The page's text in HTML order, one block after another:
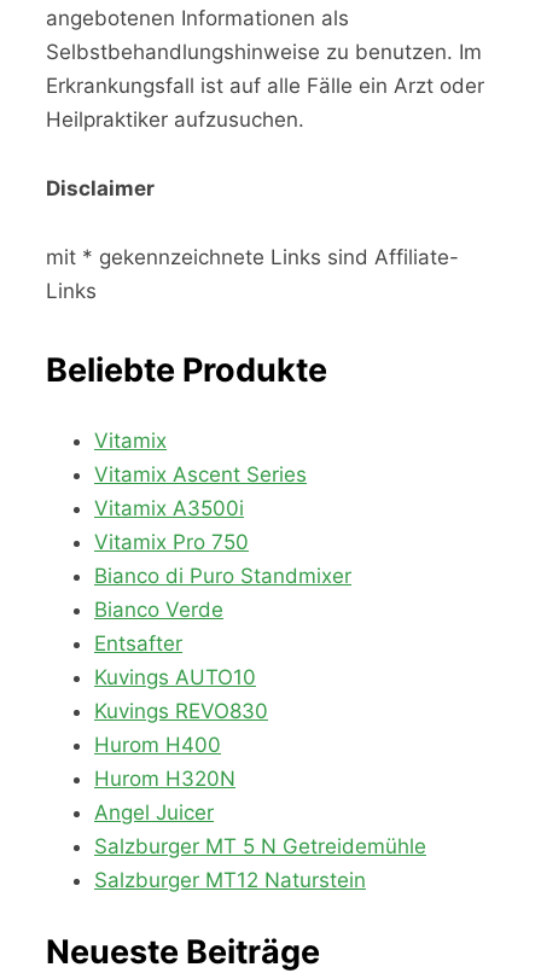
angebotenen Informationen als
Selbstbehandlungshinweise zu benutzen. Im
Erkrankungsfall ist auf alle Fälle ein Arzt oder
Heilpraktiker aufzusuchen.
Disclaimer
mit * gekennzeichnete Links sind Affiliate-
Links
Beliebte Produkte
Vitamix
Vitamix Ascent Series
Vitamix A3500i
Vitamix Pro 750
Bianco di Puro Standmixer
Bianco Verde
Entsafter
Kuvings AUTO10
Kuvings REVO830
Hurom H400
Hurom H320N
Angel Juicer
Salzburger MT 5 N Getreidemühle
Salzburger MT12 Naturstein
Neueste Beiträge